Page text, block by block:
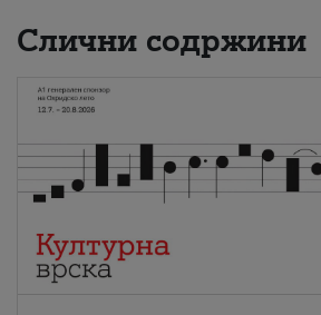
Слични содржини